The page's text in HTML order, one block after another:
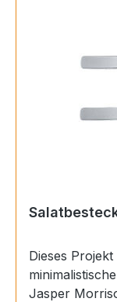
Salatbesteck
Dieses
minimalistischen
Jasper